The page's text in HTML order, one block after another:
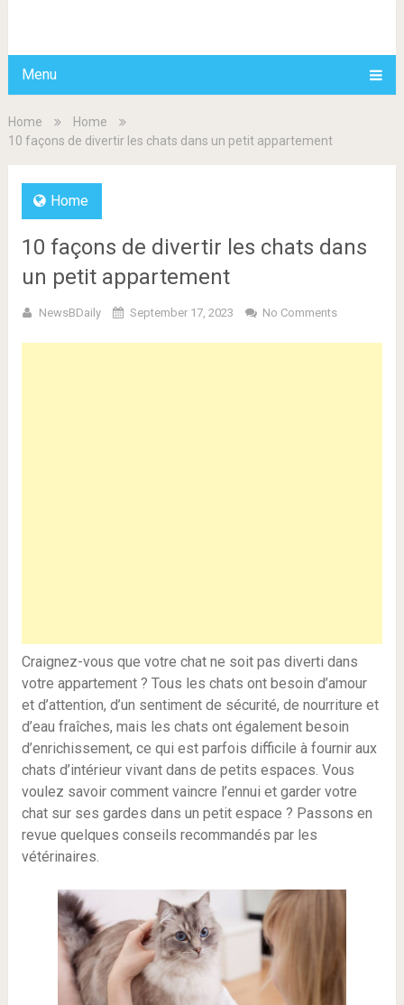
Menu
Home
Home
10 façons de divertir les chats dans un petit appartement
Home
10 façons de divertir les chats dans
un petit appartement
NewsBDaily September 17, 2023 No Comments
Craignez-vous que votre chat ne soit pas diverti dans
votre appartement ? Tous les chats ont besoin d’amour
et d’attention, d’un sentiment de sécurité, de nourriture et
d’eau fraîches, mais les chats ont également besoin
d’enrichissement, ce qui est parfois difficile à fournir aux
chats d’intérieur vivant dans de petits espaces. Vous
voulez savoir comment vaincre l’ennui et garder votre
chat sur ses gardes dans un petit espace ? Passons en
revue quelques conseils recommandés par les
vétérinaires.